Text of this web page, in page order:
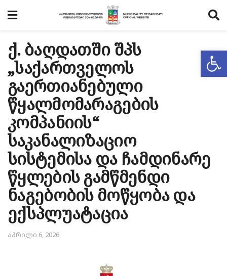
ქ. ბაღდათში შპს
„საქართველოს
გაერთიანებული
წყალმომარაგების
კომპანიის“
საკანალიზაციო
სისტემისა და ჩამდინარე
წყლების გამწმენდი
ნაგებობის მოწყობა და
ექსპლუატაცია
აპრილი 6, 2026